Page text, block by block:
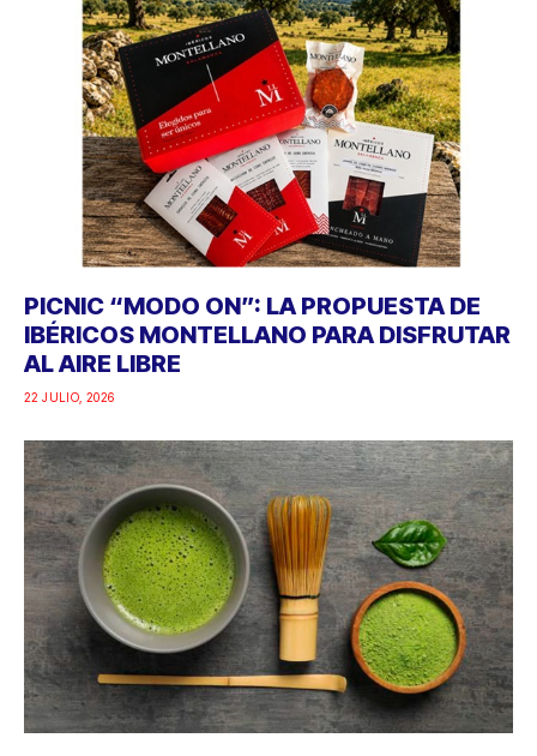
PICNIC “MODO ON”: LA PROPUESTA DE
IBÉRICOS MONTELLANO PARA DISFRUTAR
AL AIRE LIBRE
22 JULIO, 2026